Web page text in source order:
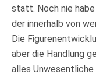
statt. Noch nie
der innerhalb von
Die
aber die Handlung
alles